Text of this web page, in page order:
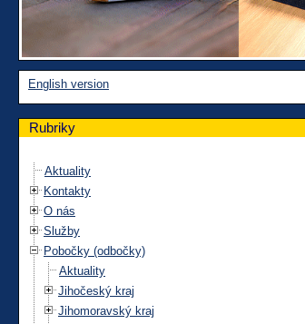
English version
Rubriky
Aktuality
Kontakty
O nás
Služby
Pobočky (odbočky)
Aktuality
Jihočeský kraj
Jihomoravský kraj